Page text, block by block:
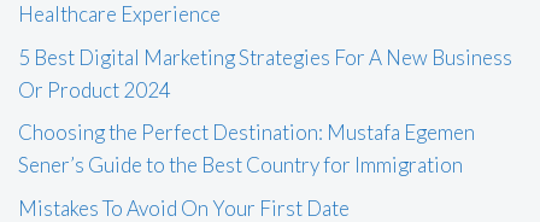
Healthcare Experience
5 Best Digital Marketing Strategies For A New Business
Or Product 2024
Choosing the Perfect Destination: Mustafa Egemen
Sener’s Guide to the Best Country for Immigration
Mistakes To Avoid On Your First Date